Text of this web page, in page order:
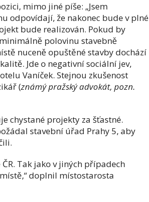
mimo jiné píše: „Jsem
odpovídají, že nakonec bude v plné
bude realizován. Pokud by
polovinu stavebně
nuceně opuštěné stavby dochází
Jde o negativní sociální jev,
Vaníček. Stejnou zkušenost
(známý pražský advokát, pozn.
chystané projekty za šťastné.
stavební úřad Prahy 5, aby
Tak jako v jiných případech
doplnil místostarosta